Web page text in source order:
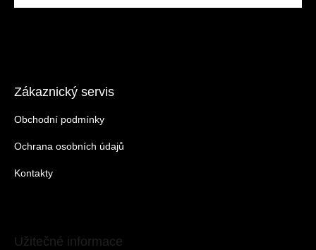
Zákaznický servis
Obchodní podmínky
Ochrana osobních údajů
Kontakty
Užitečné informace